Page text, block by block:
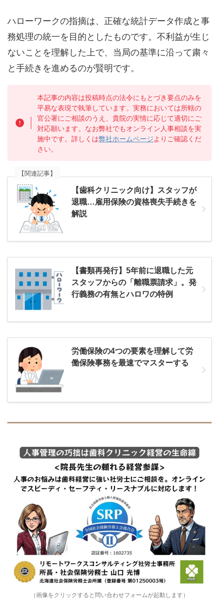
ハローワークの指摘は、正確な統計データ作成と事
務処理の統一を目的としたものです。不利益が生じ
ないことを理解した上で、当局の基準に沿って粛々
と手続きを進めるのが賢明です。
本記事の内容は投稿時点の法令にもとづき要点のみを
平易な表現で執筆しています。実務においては所轄の
官公署にご相談のうえ、貴院の実情に応じて適切にご
対応願います。なお弊社でもオンライン人事相談を実
施中です。詳しくは弊社ホームページよりご確認くだ
さい。
【歯科クリニック向け】スタッフが
退職…雇用保険の資格喪失手続きを
解説
【関連記事】
【書類再発行】5年前に退職した元
スタッフからの「離職票請求」。発
行義務の有無とハロワの特例
労働保険の4つの要素を理解して労
働保険事務を最速でマスターする
（画像をクリックすると問い合わせフォームが起動します）